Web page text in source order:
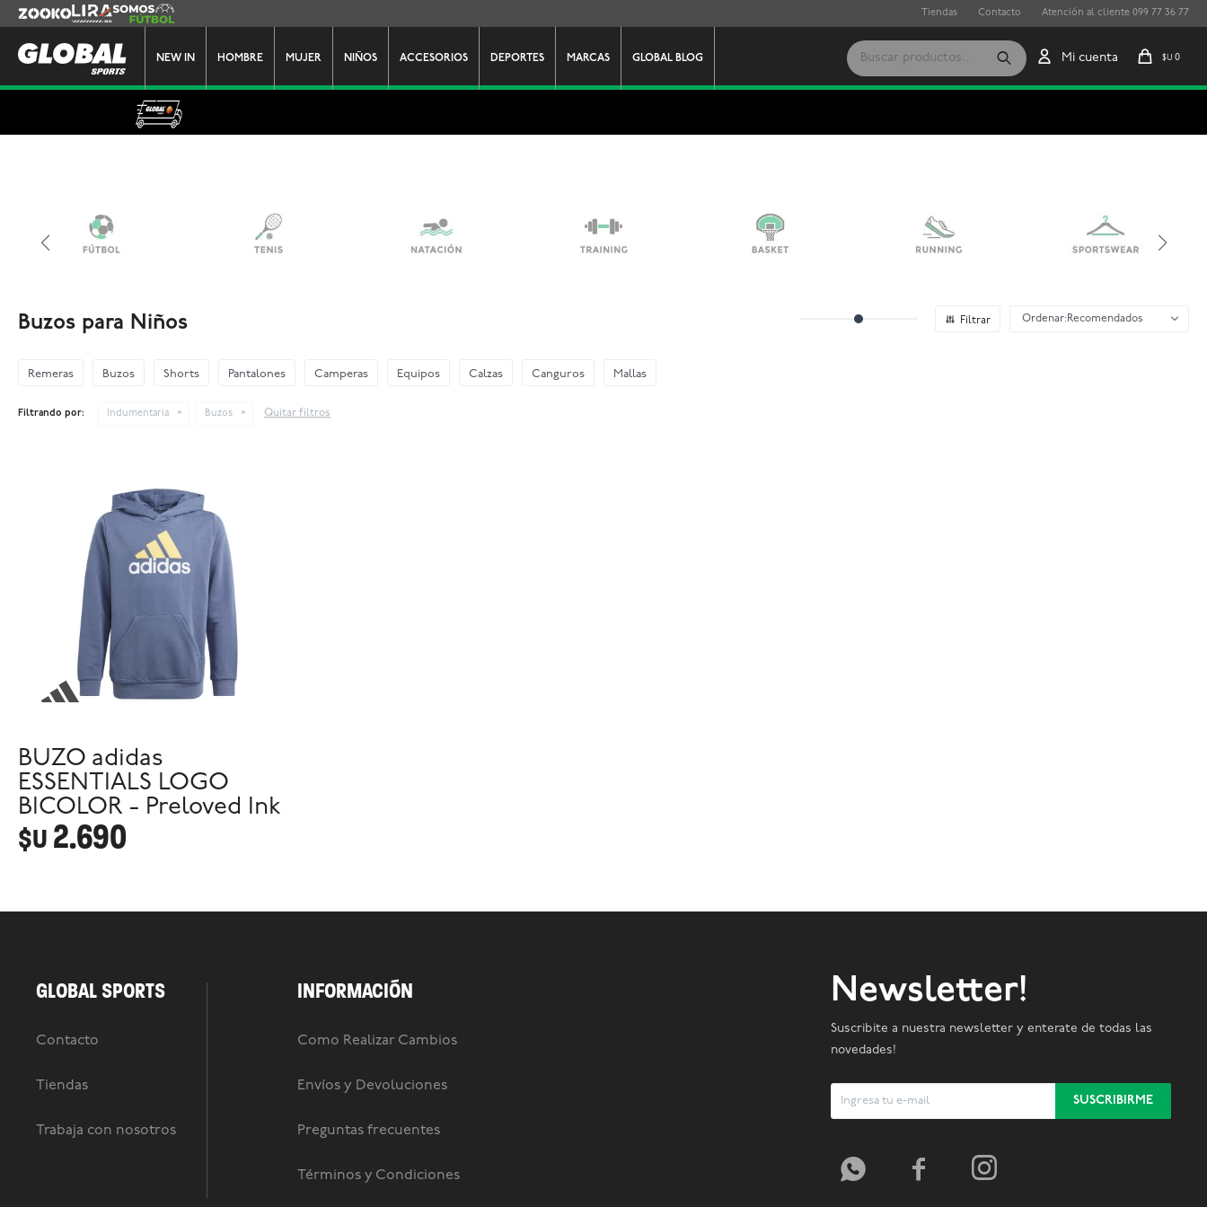
NEW IN HOMBRE MUJER NIÑOS ACCESORIOS DEPORTES MARCAS GLOBAL BLOG $U 0
Zooko Lira Somos Futbol Tiendas Contacto Atención al cliente 099 77 36 77
Buzos para Niños Recomendados
Remeras Buzos Shorts Pantalones Camperas Equipos Calzas Canguros Mallas
Filtrando por: Indumentaria Buzos Quitar filtros
BUZO adidas
ESSENTIALS LOGO
BICOLOR - Preloved Ink
$U 2.690
GLOBAL SPORTS
Contacto
Tiendas
Trabaja con nosotros
INFORMACIÓN
Como Realizar Cambios
Envíos y Devoluciones
Preguntas frecuentes
Términos y Condiciones
Newsletter!
Suscribite a nuestra newsletter y enterate de todas las
novedades!
SUSCRIBIRME
  